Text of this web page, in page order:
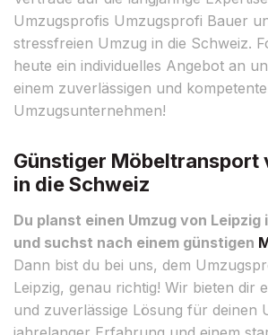
Umzugsprofis Umzugsprofi Bauer
stressfreien Umzug in die Schweiz.
heute ein individuelles Angebot an
einem zuverlässigen und
Umzugsunternehmen!
Günstiger Möbeltransport
in die Schweiz
Du planst einen Umzug von Leipzig
und suchst nach einem günstigen
Dann bist du bei uns, dem
Leipzig, genau richtig! Wir bieten dir
und zuverlässige Lösung für deinen